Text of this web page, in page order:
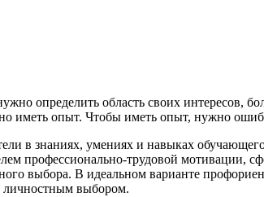
определить область своих интересов,
иметь опыт. Чтобы иметь опыт, нужно
в знаниях, умениях и навыках
профессионально-трудовой мотивации,
выбора. В идеальном варианте
личностным выбором.